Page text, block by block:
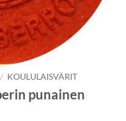
/ KOULULAISVÄRIT
punainen